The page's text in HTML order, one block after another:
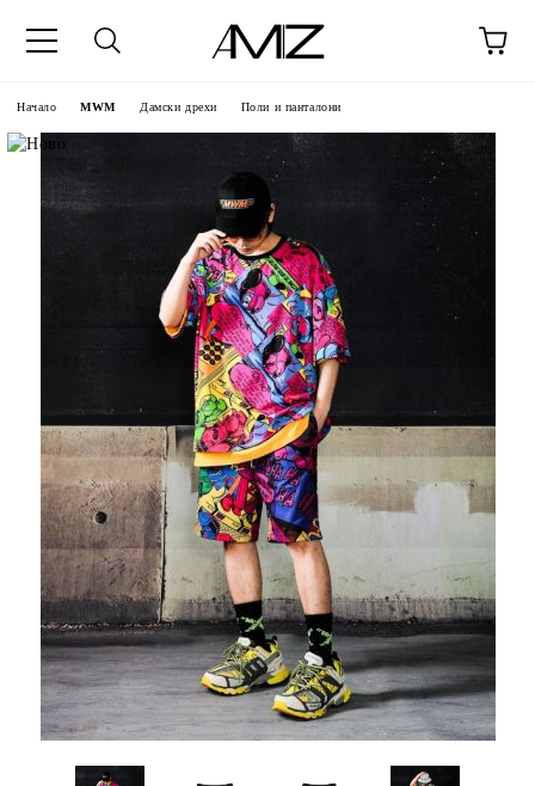
Начало MWM Дамски дрехи Поли и панталони